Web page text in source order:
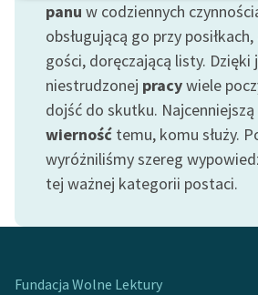
niepełnosprawnościami
E-kolekcja lektur
szkolnych i literatury do
słuchania dla uczennic i
uczniów z
niepełnosprawnościami
Feministyczne inspiracje.
Popularyzacja
panu w codziennych
obsługującą go przy
gości, doręczającą listy. Dzięki
niestrudzonej pracywiele
dojść do skutku. Najcenniejszą
wierność temu, komu służy.
wyróżniliśmy szereg
tej ważnej kategorii postaci.
Fundacja Wolne Lektury